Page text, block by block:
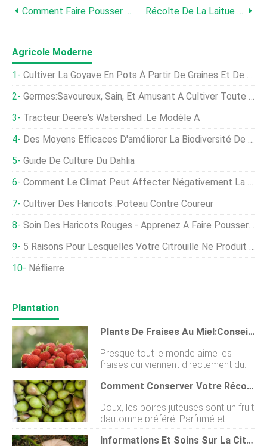
Comment Faire Pousser De La Roquette - Faire Pousser De La Roquette À Partir De Graines Récolte De La Laitue Frisée :comment Et Quand Cueillir La Laitue Frisée
Agricole Moderne
Cultiver La Goyave En Pots À Partir De Graines Et De Boutures
Germes:Savoureux, Sain, Et Amusant À Cultiver Toute L'année
Tracteur Deere's Watershed :le Modèle A
Des Moyens Efficaces D'améliorer La Biodiversité De La Cour
Guide De Culture Du Dahlia
Comment Le Climat Peut Affecter Négativement La Santé Des Poulets De Chair
Cultiver Des Haricots :poteau Contre Coureur
Soin Des Haricots Rouges - Apprenez À Faire Pousser Des Haricots Rouges
5 Raisons Pour Lesquelles Votre Citrouille Ne Produit Pas De Fruits
Néflierre
Plantation
Plants De Fraises Au Miel:Conseils Pour Faire Pousser Des Fraises Au Miel
Presque tout le monde aime les
fraises qui viennent directement du
jardin. La plupart sont rouges et
sucrés. Les jardiniers qui cultivent
cette variété est parmi les meilleures.
Si vous navez pas entendu parler
des fraises Honeyye, il est temps de
Comment Conserver Votre Récolte De Poires
Doux, les poires juteuses sont un fruit
dautomne préféré. Parfumé et
savoureux, ils sont merveilleux pour
manger frais, desserts, ou
Informations Et Soins Sur La Citrouille Aux Arachides Et Apprenez Si La Citrouille Aux Arachides Est Comestible